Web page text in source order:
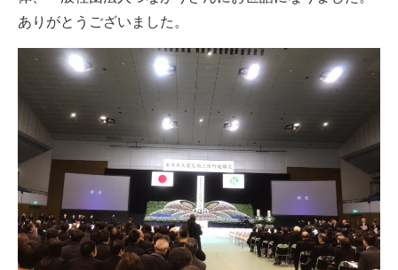
ありがとうございました。